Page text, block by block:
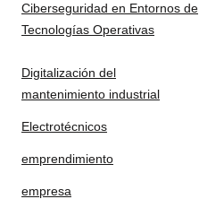
Ciberseguridad en Entornos de
Tecnologías Operativas
Digitalización del
mantenimiento industrial
Electrotécnicos
emprendimiento
empresa